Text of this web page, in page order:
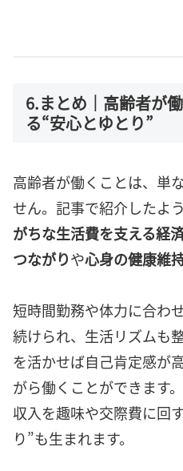
6.まとめ｜高齢者が
る“安心とゆとり”
高齢者が働くことは、単
せん。記事で紹介したよう
がちな生活費を支える経
つながりや心身の健康維
短時間勤務や体力に合わ
続けられ、生活リズムも
を活かせば自己肯定感が
がら働くことができます
収入を趣味や交際費に回
り”も生まれます。